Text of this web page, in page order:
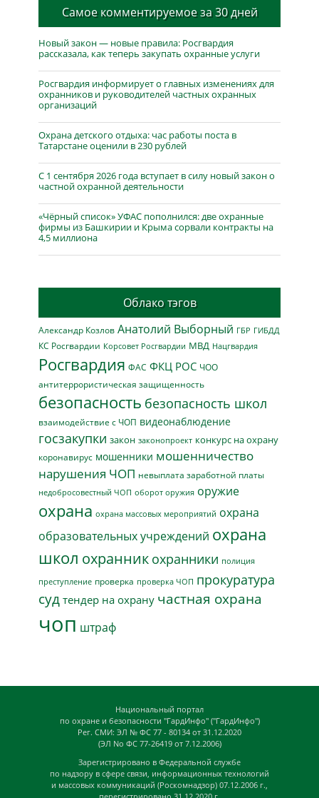
Самое комментируемое за 30 дней
Новый закон — новые правила: Росгвардия
рассказала, как теперь закупать охранные услуги
Росгвардия информирует о главных изменениях для
охранников и руководителей частных охранных
организаций
Охрана детского отдыха: час работы поста в
Татарстане оценили в 230 рублей
С 1 сентября 2026 года вступает в силу новый закон о
частной охранной деятельности
«Чёрный список» УФАС пополнился: две охранные
фирмы из Башкирии и Крыма сорвали контракты на
4,5 миллиона
Облако тэгов
Александр Козлов Анатолий Выборный ГБР ГИБДД
КС Росгвардии Корсовет Росгвардии МВД Нацгвардия
Росгвардия ФАС ФКЦ РОС ЧОО
антитеррористическая защищенность
безопасность безопасность школ
взаимодействие с ЧОП видеонаблюдение
госзакупки закон законопроект конкурс на охрану
коронавирус мошенники мошенничество
нарушения ЧОП невыплата заработной платы
недобросовестный ЧОП оборот оружия оружие
охрана охрана массовых мероприятий охрана
образовательных учреждений охрана
школ охранник охранники полиция
преступление проверка проверка ЧОП прокуратура
суд тендер на охрану частная охрана
чоп штраф
Национальный портал
по охране и безопасности "ГардИнфо" ("ГардИнфо")
Рег. СМИ: ЭЛ № ФС 77 - 80134 от 31.12.2020
(ЭЛ No ФС 77-26419 от 7.12.2006)
Зарегистрировано в Федеральной службе
по надзору в сфере связи, информационных технологий
и массовых коммуникаций (Роскомнадзор) 07.12.2006 г.,